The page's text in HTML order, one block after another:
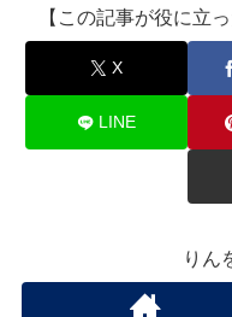
【この記事が役に立
X
LINE
りん